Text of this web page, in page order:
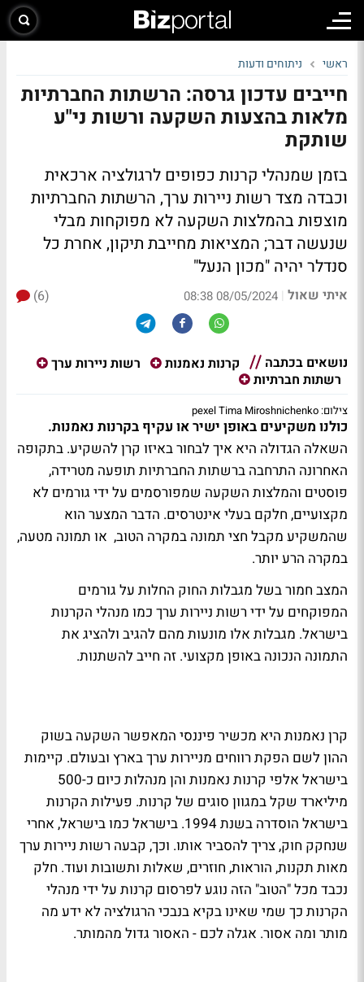
ראשי ניתוחים ודעות
חייבים עדכון גרסה: הרשתות החברתיות
מלאות בהצעות השקעה ורשות ני"ע
שותקת
בזמן שמנהלי קרנות כפופים לרגולציה ארכאית
וכבדה מצד רשות ניירות ערך, הרשתות החברתיות
מוצפות בהמלצות השקעה לא מפוקחות מבלי
שנעשה דבר; המציאות מחייבת תיקון, אחרת כל
סנדלר יהיה "מכון הנעל"
איתי שאול |
08/05/2024 08:38
(6)
נושאים בכתבה קרנות נאמנות
רשות ניירות ערך
רשתות חברתיות
צילום: pexel Tima Miroshnichenko
כולנו משקיעים באופן ישיר או עקיף בקרנות נאמנות.
השאלה הגדולה היא איך לבחור באיזו קרן להשקיע. בתקופה
האחרונה התרחבה ברשתות החברתיות תופעה מטרידה,
פוסטים והמלצות השקעה שמפורסמים על ידי גורמים לא
מקצועיים, חלקם בעלי אינטרסים. הדבר המצער הוא
שהמשקיע מקבל חצי תמונה במקרה הטוב, או תמונה מטעה,
במקרה הרע יותר.
המצב חמור בשל מגבלות החוק החלות על גורמים
המפוקחים על ידי רשות ניירות ערך כמו מנהלי הקרנות
בישראל. מגבלות אלו מונעות מהם להגיב ולהציג את
התמונה הנכונה באופן מקצועי. זה חייב להשתנות.
קרן נאמנות היא מכשיר פיננסי המאפשר השקעה בשוק
ההון לשם הפקת רווחים מניירות ערך בארץ ובעולם. קיימות
בישראל אלפי קרנות נאמנות והן מנהלות כיום כ-500
מיליארד שקל במגוון סוגים של קרנות. פעילות הקרנות
בישראל הוסדרה בשנת 1994. בישראל כמו בישראל, אחרי
שנחקק חוק, צריך להסביר אותו. וכך, קבעה רשות ניירות ערך
מאות תקנות, הוראות, חוזרים, שאלות ותשובות ועוד. חלק
נכבד מכל "הטוב" הזה נוגע לפרסום קרנות על ידי מנהלי
הקרנות כך שמי שאינו בקיא בנבכי הרגולציה לא ידע מה
מותר ומה אסור. אגלה לכם - האסור גדול מהמותר.